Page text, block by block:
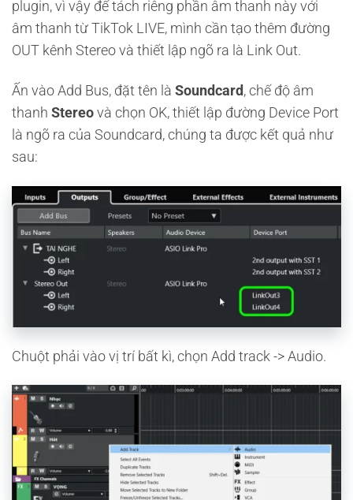
plugin, vì vậy để tách riêng phần âm thanh này với
âm thanh từ TikTok LIVE, mình cần tạo thêm đường
OUT kênh Stereo và thiết lập ngõ ra là Link Out.
Ấn vào Add Bus, đặt tên là Soundcard , chế độ âm
thanh Stereo và chọn OK, thiết lập đường Device Port
là ngõ ra của Soundcard, chúng ta được kết quả như
sau:
Chuột phải vào vị trí bất kì, chọn Add track -> Audio.